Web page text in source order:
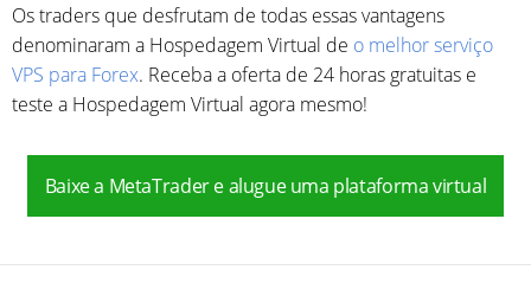
Os traders que desfrutam de todas essas vantagens
denominaram a Hospedagem Virtual de o melhor serviço
VPS para Forex. Receba a oferta de 24 horas gratuitas e
teste a Hospedagem Virtual agora mesmo!
Baixe a MetaTrader e alugue uma plataforma virtual